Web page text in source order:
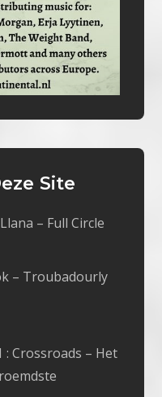
Site
– Full Circle
– Troubadourly
: Crossroads – Het